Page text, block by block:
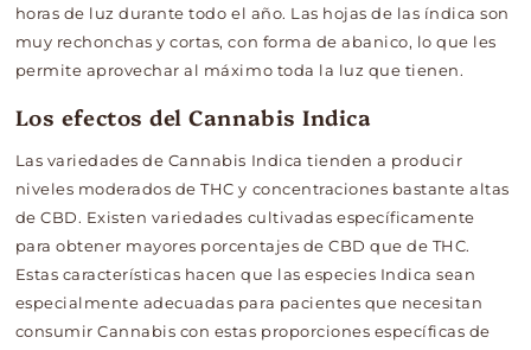
horas de luz durante todo el año. Las hojas de las índica son
muy rechonchas y cortas, con forma de abanico, lo que les
permite aprovechar al máximo toda la luz que tienen.
Los efectos del Cannabis Indica
Las variedades de Cannabis Indica tienden a producir
niveles moderados de THC y concentraciones bastante altas
de CBD. Existen variedades cultivadas específicamente
para obtener mayores porcentajes de CBD que de THC.
Estas características hacen que las especies Indica sean
especialmente adecuadas para pacientes que necesitan
consumir Cannabis con estas proporciones específicas de